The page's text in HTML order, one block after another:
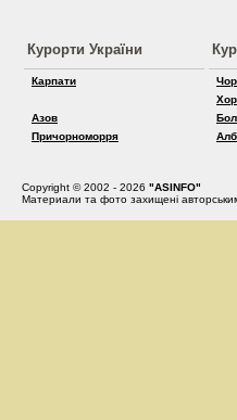
Курорти України
Карпати
Азов
Причорноморря
Copyright © 2002 - 2026 "ASINFO"
Материали та фото захищені